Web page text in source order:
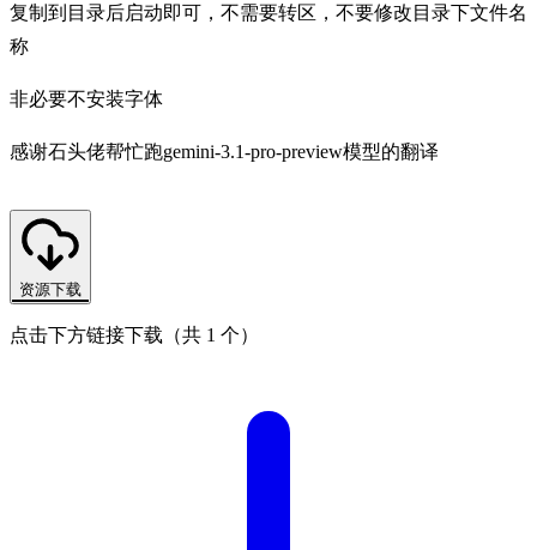
复制到目录后启动即可，不需要转区，不要修改目录下文件名
称
非必要不安装字体
感谢石头佬帮忙跑gemini-3.1-pro-preview模型的翻译
资源下载
点击下方链接下载（共 1 个）